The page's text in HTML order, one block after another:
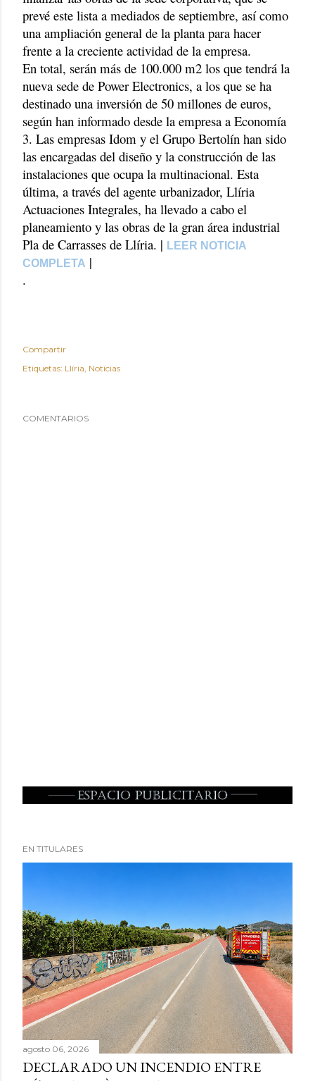
prevé este lista a mediados de septiembre, así como
una ampliación general de la planta para hacer
frente a la creciente actividad de la empresa.
En total, serán más de 100.000 m2 los que tendrá la
nueva sede de Power Electronics, a los que se ha
destinado una inversión de 50 millones de euros,
según han informado desde la empresa a Economía
3. Las empresas Idom y el Grupo Bertolín han sido
las encargadas del diseño y la construcción de las
instalaciones que ocupa la multinacional. Esta
última, a través del agente urbanizador, Llíria
Actuaciones Integrales, ha llevado a cabo el
planeamiento y las obras de la gran área industrial
Pla de Carrasses de Llíria. | LEER NOTICIA
COMPLETA |
.
Compartir
Etiquetas: Llíria Noticias
COMENTARIOS
EN TITULARES
agosto 06, 2026
DECLARADO UN INCENDIO ENTRE